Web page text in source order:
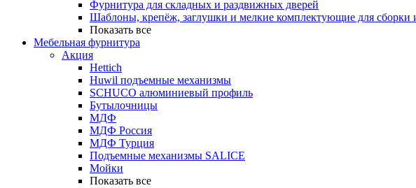
Фурнитура для складных и раздвижных дверей
Шаблоны, крепёж, заглушки и мелкие комплектующие для сборки
Показать все
Мебельная фурнитура
Акция
Hettich
Huwil подъемные механизмы
SCHUCO алюминиевый профиль
Бутылочницы
МДФ
МДФ Россия
МДФ Турция
Подъемные механизмы SALICE
Мойки
Показать все